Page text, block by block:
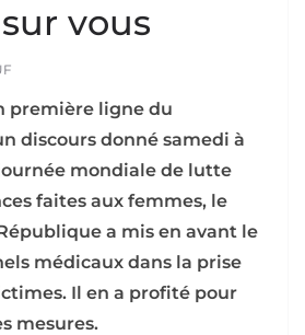
vous
première ligne du
discours donné samedi à
mondiale de lutte
faites aux femmes, le
a mis en avant le
médicaux dans la prise
Il en a profité pour
mesures.